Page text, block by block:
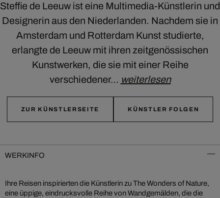
Steffie de Leeuw ist eine Multimedia-Künstlerin und
Designerin aus den Niederlanden. Nachdem sie in
Amsterdam und Rotterdam Kunst studierte,
erlangte de Leeuw mit ihren zeitgenössischen
Kunstwerken, die sie mit einer Reihe
verschiedener… weiterlesen
ZUR KÜNSTLERSEITE KÜNSTLER FOLGEN
WERKINFO
Ihre Reisen inspirierten die Künstlerin zu The Wonders of Nature,
eine üppige, eindrucksvolle Reihe von Wandgemälden, die die